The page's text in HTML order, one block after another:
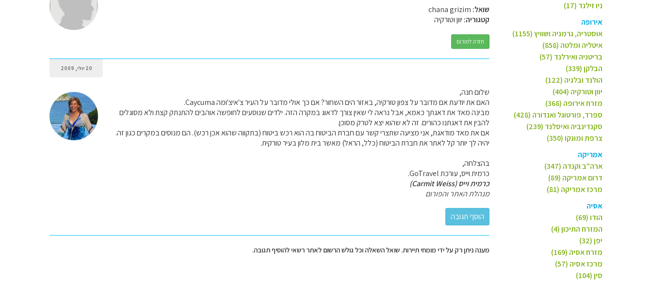
ניו זילנד (17)
אירופה
אוסטריה, גרמניה ושוויץ (1155)
איטליה ומלטה (858)
בריטניה ואירלנד (57)
הבלקן (339)
הולנד ובלגיה (122)
יוון וטורקיה (404)
מזרח אירופה (368)
ספרד, פורטוגל ואנדורה (428)
סקנדינביה ואיסלנד (239)
צרפת ומונקו (350)
אמריקה
ארה"ב וקנדה (347)
דרום אמריקה (89)
מרכז אמריקה (81)
אסיה
הודו (69)
המזרח התיכון (4)
יפן (32)
מזרח אסיה (169)
מרכז אסיה (57)
סין (104)
שואל:
קטגוריה: יוון וטורקיה
חזרה לפורום
20 יולי, 2009
שלום חנה,
האם את יודעת אם מדובר על צפון טורקיה, באזור הים השחור? אם כך אולי מדובר על העיר צ'איצ'ומה Caycuma.
מבינה מאד את דאגתך כאמא, אבל נראה לי שאין צורך לדאוג במקרה הזה. ילדים שנוסעים לחופשה אוהבים להתנתק קצת ולא מסוגלים
להבין את דאגתנו כהורים. זה לא שהוא יצא לטרק מסוכן.
אם את מאד מודאגת, אני מציעה שתצרי קשר עם חברת הביטוח בה הוא רכש ביטוח (בתקווה שהוא אכן רכש). הם מנוסים במקרים כגון זה.
יהיה לך יותר קל לאתר את חברת הביטוח (כלל, הראל) מאשר בית מלון בעיר טורקית.
בהצלחה,
כרמית וייס, עורכת GoTravel.
כרמית וייס (Carmit Weiss)
מנהלת האתר והפורום
מענה ניתן רק על ידי מומחי תיירות. שואל השאלה וכל גולש הרשום לאתר רשאי להוסיף תגובה.